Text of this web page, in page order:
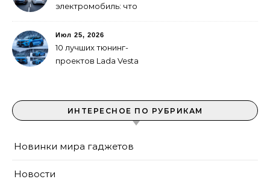
электромобиль: что
Июл 25, 2026
10 лучших тюнинг-
проектов Lada Vesta
ИНТЕРЕСНОЕ ПО РУБРИКАМ
Новинки мира гаджетов
Новости